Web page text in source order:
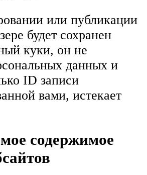
или публикации
будет сохранен
куки, он не
данных и
ID записи
вами, истекает
содержимое